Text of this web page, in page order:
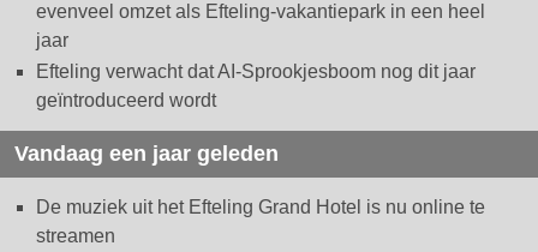
evenveel omzet als Efteling-vakantiepark in een heel
jaar
Efteling verwacht dat AI-Sprookjesboom nog dit jaar
geïntroduceerd wordt
Vandaag een jaar geleden
De muziek uit het Efteling Grand Hotel is nu online te
streamen